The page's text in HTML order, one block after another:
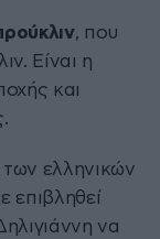
, που
Είναι η
και
των ελληνικών
επιβληθεί
να